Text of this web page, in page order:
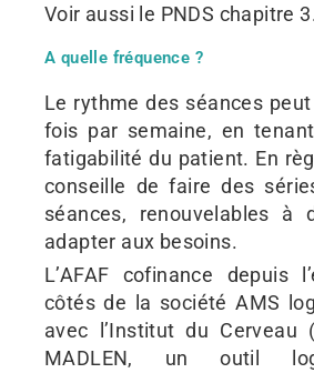
Voir aussi le PNDS chapitre
A quelle fréquence ?
Le rythme des séances
fois par semaine, en
fatigabilité du patient. En
conseille de faire des
séances, renouvelables à
adapter aux besoins.
L’AFAF cofinance depuis
côtés de la société AMS
avec l’Institut du Cerveau
MADLEN, un outil